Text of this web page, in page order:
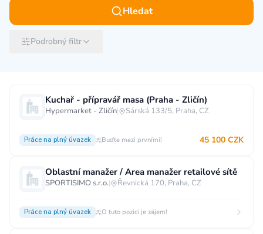
Hledat
Podrobný filtr
Kuchař - přípravář masa (Praha - Zličín)
Hypermarket - Zličín| Sárská 133/5, Praha, CZ
Práce na plný úvazek Buďte mezi prvními! 45 100 CZK
Oblastní manažer / Area manažer retailové sítě
SPORTISIMO s.r.o.| Řevnická 170, Praha, CZ
Práce na plný úvazek O tuto pozici je zájem!
Měsíční plat
40 000 CZK a více
60 000 CZK a více
Ostatní mzdy
za hodinu za manday za rok